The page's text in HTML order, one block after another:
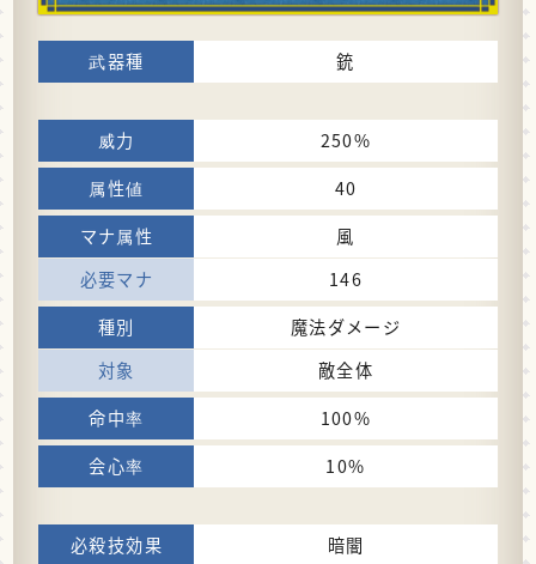
銃
250%
40
風
146
魔法ダメージ
敵全体
100%
10%
暗闇